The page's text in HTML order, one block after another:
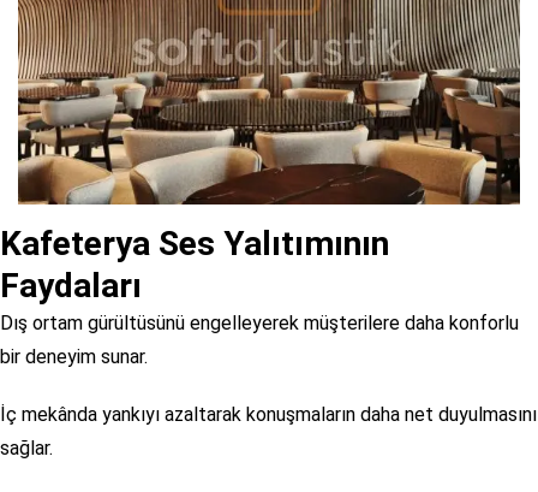
Kafeterya Ses Yalıtımının
Faydaları
Dış ortam gürültüsünü engelleyerek müşterilere daha konforlu
bir deneyim sunar.
İç mekânda yankıyı azaltarak konuşmaların daha net duyulmasını
sağlar.